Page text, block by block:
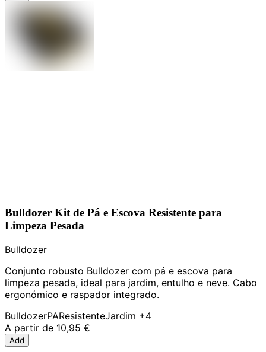
Bulldozer Kit de Pá e Escova Resistente para
Limpeza Pesada
Bulldozer
Conjunto robusto Bulldozer com pá e escova para
limpeza pesada, ideal para jardim, entulho e neve. Cabo
ergonómico e raspador integrado.
BulldozerPAResistenteJardim +4
A partir de 10,95 €
Add